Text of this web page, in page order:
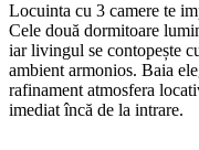
Locuinta cu 3 camere te
Cele două dormitoare
iar livingul se contopește
ambient armonios. Baia
rafinament atmosfera
imediat încă de la intrare.